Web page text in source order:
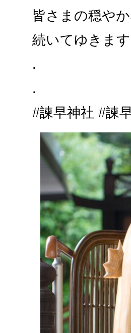
皆さまの穏や
続いてゆきます
.
.
#諫早神社 #諫